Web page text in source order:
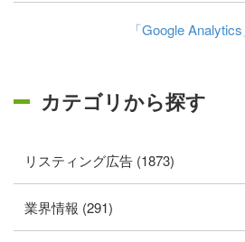
「Google
カテゴリから探す
リスティング広告 (1873)
業界情報 (291)